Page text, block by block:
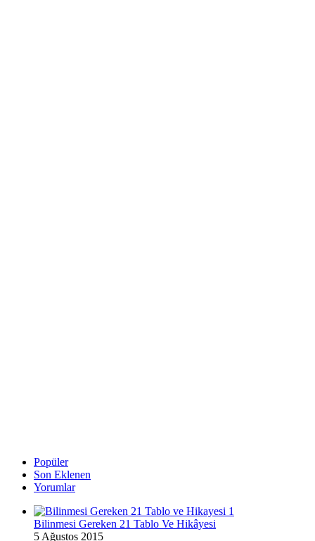
Popüler
Son Eklenen
Yorumlar
Bilinmesi Gereken 21 Tablo Ve Hikâyesi
5 Ağustos 2015